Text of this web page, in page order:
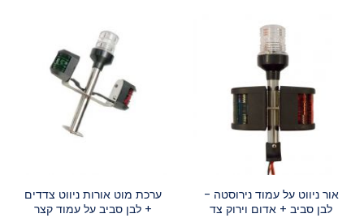
אור ניווט על עמוד נירוסטה -
לבן סביב + אדום וירוק צד
ערכת מוט אורות ניווט צדדים
+ לבן סביב על עמוד קצר